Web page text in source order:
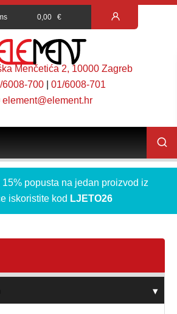
0,00 €
Menčetića 2, 10000 Zagreb
6008-700 |01/6008-701
element@element.hr
popusta na jedan proizvod iz
iskoristite kod LJETO26